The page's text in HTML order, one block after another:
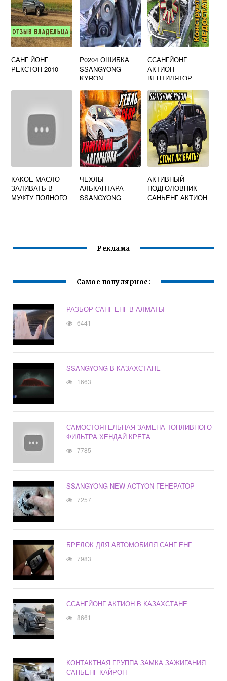
САНГ ЙОНГ
РЕКСТОН 2010
P0204 ОШИБКА
SSANGYONG
KYRON
ССАНГЙОНГ
АКТИОН
ВЕНТИЛЯТОР
КАКОЕ МАСЛО
ЗАЛИВАТЬ В
МУФТУ ПОЛНОГО
ЧЕХЛЫ
АЛЬКАНТАРА
SSANGYONG
АКТИВНЫЙ
ПОДГОЛОВНИК
САНЬЕНГ АКТИОН
Реклама
Самое популярное:
РАЗБОР САНГ ЕНГ В АЛМАТЫ
6441
SSANGYONG В КАЗАХСТАНЕ
1663
САМОСТОЯТЕЛЬНАЯ ЗАМЕНА ТОПЛИВНОГО
ФИЛЬТРА ХЕНДАЙ КРЕТА
7785
SSANGYONG NEW ACTYON ГЕНЕРАТОР
7257
БРЕЛОК ДЛЯ АВТОМОБИЛЯ САНГ ЕНГ
7983
ССАНГЙОНГ АКТИОН В КАЗАХСТАНЕ
8661
КОНТАКТНАЯ ГРУППА ЗАМКА ЗАЖИГАНИЯ
САНЬЕНГ КАЙРОН